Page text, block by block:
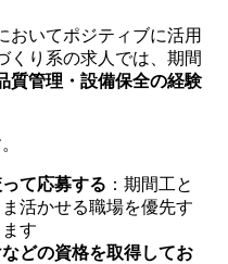
おいてポジティブに活用
くり系の求人では、期間
質管理・設備保全の経験
て応募する ：期間工と
活かせる職場を優先す
す
どの資格を取得してお